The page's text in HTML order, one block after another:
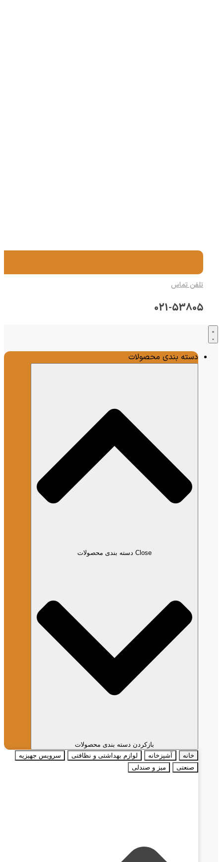
تلفن تماس
021-53805
دسته بندی محصولات
Close دسته بندی محصولات
بازکردن دسته بندی محصولات
خانه
آشپزخانه لوازم بهداشتی و نظافتی
سرویس جهیزیه
صنعتی
میز و صندلی